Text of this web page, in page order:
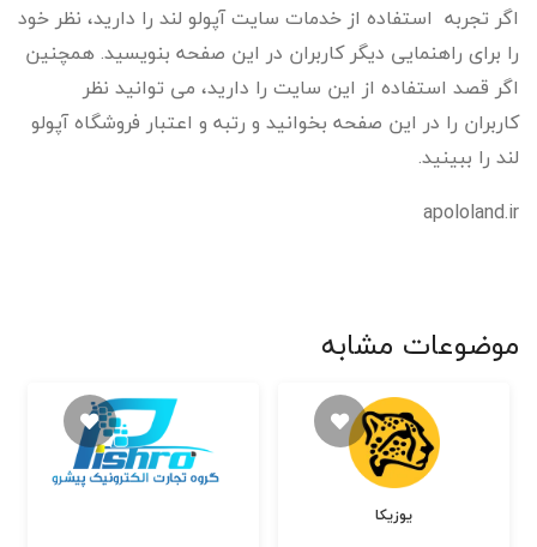
اگر تجربه استفاده از خدمات سایت آپولو لند را دارید، نظر خود
را برای راهنمایی دیگر کاربران در این صفحه بنویسید. همچنین
اگر قصد استفاده از این سایت را دارید، می توانید نظر
کاربران را در این صفحه بخوانید و رتبه و اعتبار فروشگاه آپولو
لند را ببینید.
apololand.ir
موضوعات مشابه
یوزیکا